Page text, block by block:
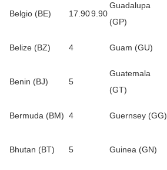
Belgio (BE) 17.909.90
Guadalupa
(GP)
Belize (BZ) 4 Guam (GU)
Benin (BJ) 5
Guatemala
(GT)
Bermuda (BM) 4 Guernsey (GG)
Bhutan (BT) 5 Guinea (GN)